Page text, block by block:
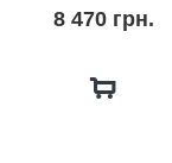
8 470 грн.